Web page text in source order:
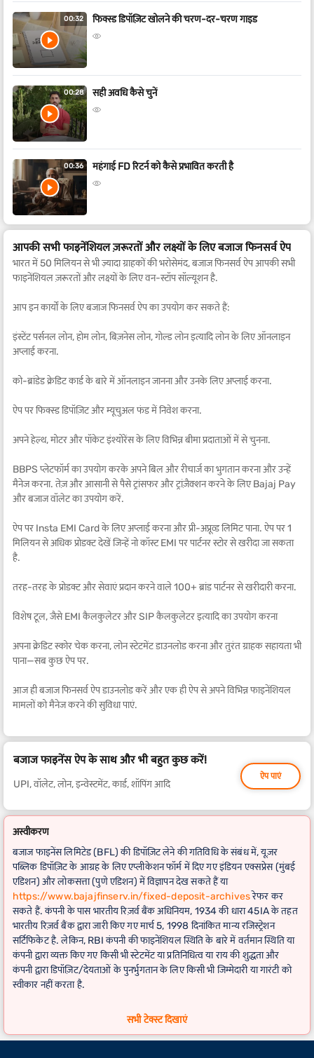
00:32 फिक्स्ड डिपॉज़िट खोलने की चरण-दर-चरण गाइड
00:28 सही अवधि कैसे चुनें
00:36 महंगाई FD रिटर्न को कैसे प्रभावित करती है
आपकी सभी फाइनेंशियल ज़रूरतों और लक्ष्यों के लिए बजाज फिनसर्व ऐप
भारत में 50 मिलियन से भी ज़्यादा ग्राहकों की भरोसेमंद, बजाज फिनसर्व ऐप आपकी सभी
फाइनेंशियल ज़रूरतों और लक्ष्यों के लिए वन-स्टॉप सॉल्यूशन है.
आप इन कार्यों के लिए बजाज फिनसर्व ऐप का उपयोग कर सकते हैं:
इंस्टेंट पर्सनल लोन, होम लोन, बिज़नेस लोन, गोल्ड लोन इत्यादि लोन के लिए ऑनलाइन
अप्लाई करना.
को-ब्रांडेड क्रेडिट कार्ड के बारे में ऑनलाइन जानना और उनके लिए अप्लाई करना.
ऐप पर फिक्स्ड डिपॉज़िट और म्यूचुअल फंड में निवेश करना.
अपने हेल्थ, मोटर और पॉकेट इंश्योरेंस के लिए विभिन्न बीमा प्रदाताओं में से चुनना.
BBPS प्लेटफॉर्म का उपयोग करके अपने बिल और रीचार्ज का भुगतान करना और उन्हें
मैनेज करना. तेज़ और आसानी से पैसे ट्रांसफर और ट्रांज़ैक्शन करने के लिए Bajaj Pay
और बजाज वॉलेट का उपयोग करें.
ऐप पर Insta EMI Card के लिए अप्लाई करना और प्री-अप्रूव्ड लिमिट पाना. ऐप पर 1
मिलियन से अधिक प्रोडक्ट देखें जिन्हें नो कॉस्ट EMI पर पार्टनर स्टोर से खरीदा जा सकता
है.
तरह-तरह के प्रोडक्ट और सेवाएं प्रदान करने वाले 100+ ब्रांड पार्टनर से खरीदारी करना.
विशेष टूल, जैसे EMI कैलकुलेटर और SIP कैलकुलेटर इत्यादि का उपयोग करना
अपना क्रेडिट स्कोर चेक करना, लोन स्टेटमेंट डाउनलोड करना और तुरंत ग्राहक सहायता भी
पाना—सब कुछ ऐप पर.
आज ही बजाज फिनसर्व ऐप डाउनलोड करें और एक ही ऐप से अपने विभिन्न फाइनेंशियल
मामलों को मैनेज करने की सुविधा पाएं.
बजाज फाइनेंस ऐप के साथ और भी बहुत कुछ करें!
UPI, वॉलेट, लोन, इन्वेस्टमेंट, कार्ड, शॉपिंग आदि
ऐप पाएं
अस्वीकरण
बजाज फाइनेंस लिमिटेड (BFL) की डिपॉज़िट लेने की गतिविधि के संबंध में, यूज़र
पब्लिक डिपॉज़िट के आग्रह के लिए एप्लीकेशन फॉर्म में दिए गए इंडियन एक्सप्रेस (मुंबई
एडिशन) और लोकसत्ता (पुणे एडिशन) में विज्ञापन देख सकते हैं या
https://www.bajajfinserv.in/fixed-deposit-archivesरेफर कर
सकते हैं. कंपनी के पास भारतीय रिज़र्व बैंक अधिनियम, 1934 की धारा 45IA के तहत
भारतीय रिज़र्व बैंक द्वारा जारी किए गए मार्च 5, 1998 दिनांकित मान्य रजिस्ट्रेशन
सर्टिफिकेट है. लेकिन, RBI कंपनी की फाइनेंशियल स्थिति के बारे में वर्तमान स्थिति या
कंपनी द्वारा व्यक्त किए गए किसी भी स्टेटमेंट या प्रतिनिधित्व या राय की शुद्धता और
कंपनी द्वारा डिपॉज़िट/देयताओं के पुनर्भुगतान के लिए किसी भी जिम्मेदारी या गारंटी को
स्वीकार नहीं करता है.
के लिए वास्तविक रिटर्न कुछ अलग-अलग हो सकता है, अगर फिक्स्ड
सभी टेक्स्ट दिखाएं